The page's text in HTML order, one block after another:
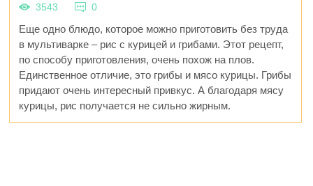
3543 0
Еще одно блюдо, которое можно приготовить без труда
в мультиварке – рис с курицей и грибами. Этот рецепт,
по способу приготовления, очень похож на плов.
Единственное отличие, это грибы и мясо курицы. Грибы
придают очень интересный привкус. А благодаря мясу
курицы, рис получается не сильно жирным.